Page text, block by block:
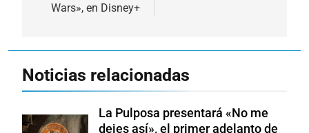
Wars», en Disney+
Noticias relacionadas
La Pulposa presentará «No me
dejes así», el primer adelanto de